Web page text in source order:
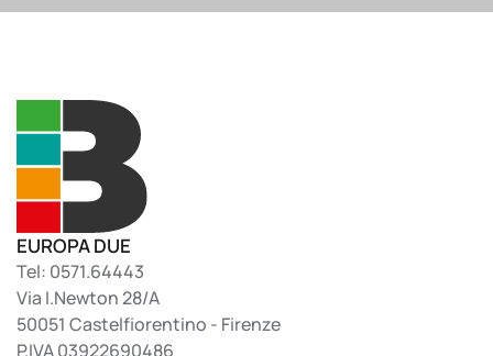
EUROPA DUE
Tel: 0571.64443
Via I.Newton 28/A
50051 Castelfiorentino - Firenze
P.IVA 03922690486